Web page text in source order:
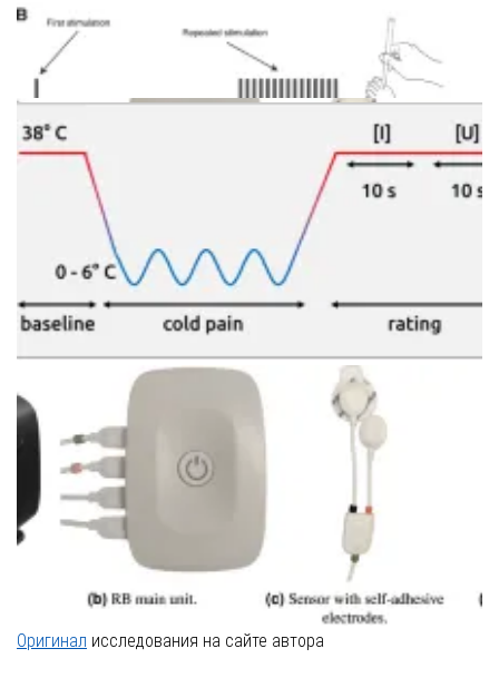
Женщина проходит процедуру количественного сенсорного
тестирования
Оригинал исследования на сайте автора